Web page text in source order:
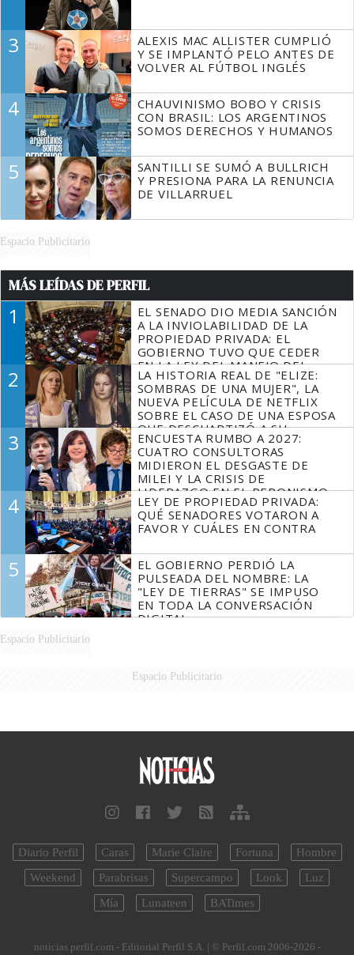
3
ALEXIS MAC ALLISTER CUMPLIÓ
Y SE IMPLANTÓ PELO ANTES DE
VOLVER AL FÚTBOL INGLÉS
4
CHAUVINISMO BOBO Y CRISIS
CON BRASIL: LOS ARGENTINOS
SOMOS DERECHOS Y HUMANOS
5
SANTILLI SE SUMÓ A BULLRICH
Y PRESIONA PARA LA RENUNCIA
DE VILLARRUEL
Espacio Publicitario
MÁS LEÍDAS DE PERFIL
1
EL SENADO DIO MEDIA SANCIÓN
A LA INVIOLABILIDAD DE LA
PROPIEDAD PRIVADA: EL
GOBIERNO TUVO QUE CEDER
EN LA LEY DEL MANEJO DEL
FUEGO
2
LA HISTORIA REAL DE "ELIZE:
SOMBRAS DE UNA MUJER", LA
NUEVA PELÍCULA DE NETFLIX
SOBRE EL CASO DE UNA ESPOSA
QUE DESCUARTIZÓ A SU
MARIDO
3
ENCUESTA RUMBO A 2027:
CUATRO CONSULTORAS
MIDIERON EL DESGASTE DE
MILEI Y LA CRISIS DE
LIDERAZGO EN EL PERONISMO
4
LEY DE PROPIEDAD PRIVADA:
QUÉ SENADORES VOTARON A
FAVOR Y CUÁLES EN CONTRA
5
EL GOBIERNO PERDIÓ LA
PULSEADA DEL NOMBRE: LA
"LEY DE TIERRAS" SE IMPUSO
EN TODA LA CONVERSACIÓN
DIGITAL
Espacio Publicitario
Espacio Publicitario
Diario Perfil Caras Marie Claire Fortuna
Hombre
Weekend
Parabrisas Supercampo Look
Luz
Mía
Lunateen BATimes
noticias.perfil.com - Editorial Perfil S.A. | © Perfil.com 2006-2026 -